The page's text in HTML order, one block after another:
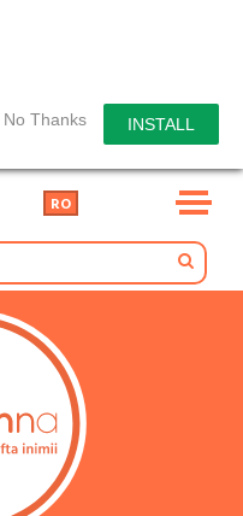
No Thanks INSTALL
RO